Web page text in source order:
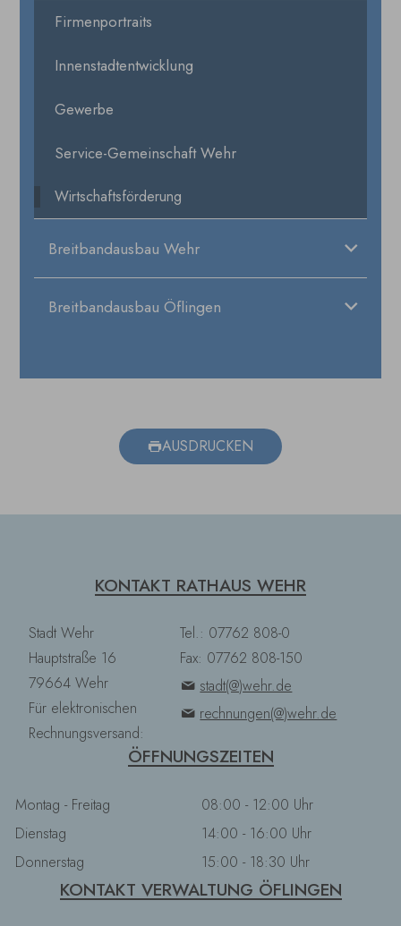
Firmenportraits
Innenstadtentwicklung
Gewerbe
Service-Gemeinschaft Wehr
Wirtschaftsförderung
Breitbandausbau Wehr
Breitbandausbau Öflingen
AUSDRUCKEN
KONTAKT RATHAUS WEHR
Stadt Wehr
Hauptstraße 16
79664 Wehr
Für elektronischen
Rechnungsversand:
Tel.: 07762 808-0
Fax: 07762 808-150
stadt(@)wehr.de
rechnungen(@)wehr.de
ÖFFNUNGSZEITEN
Montag - Freitag
Dienstag
Donnerstag
08:00 - 12:00 Uhr
14:00 - 16:00 Uhr
15:00 - 18:30 Uhr
KONTAKT VERWALTUNG ÖFLINGEN